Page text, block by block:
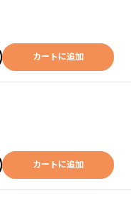
カートに追加
カートに追加